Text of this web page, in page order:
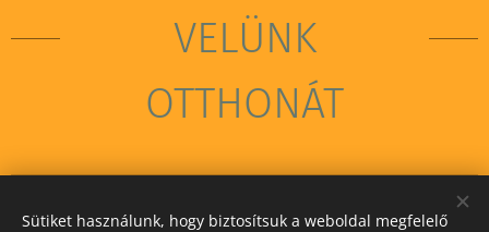
VELÜNK
OTTHONÁT
Sütiket használunk, hogy biztosítsuk a weboldal megfelelő